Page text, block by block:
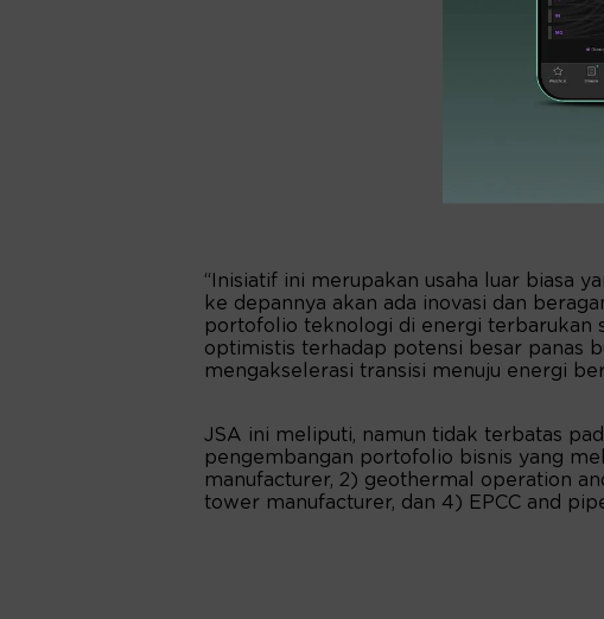
“Inisiatif ini merupakan usaha luar biasa
ke depannya akan ada inovasi dan
portofolio teknologi di energi terbarukan
optimistis terhadap potensi besar panas
mengakselerasi transisi menuju energi
JSA ini meliputi, namun tidak terbatas
pengembangan portofolio bisnis yang
manufacturer, 2) geothermal operation
tower manufacturer, dan 4) EPCC and